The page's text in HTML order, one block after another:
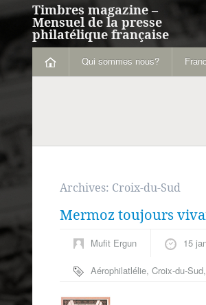
Timbres magazine –
Mensuel de la presse
philatélique française
Qui sommes nous?
Archives: Croix-du-Sud
Mermoz toujours
Mufit Ergun 15
Aérophilatlélie, Croix-du-Sud,